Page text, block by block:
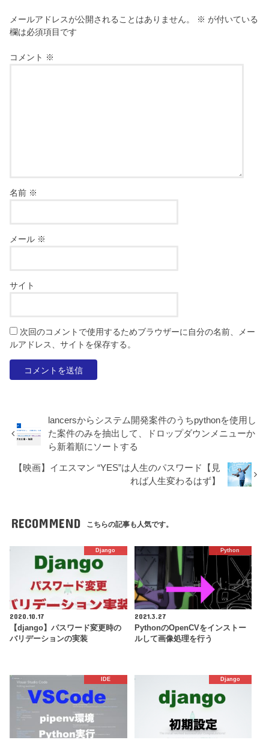
メールアドレスが公開されることはありません。 ※ が付いている
欄は必須項目です
コメント ※
名前 ※
メール ※
サイト
次回のコメントで使用するためブラウザーに自分の名前、メー
ルアドレス、サイトを保存する。
lancersからシステム開発案件のうちpythonを使用し
た案件のみを抽出して、ドロップダウンメニューか
ら新着順にソートする
【映画】イエスマン “YES”は人生のパスワード【見
れば人生変わるはず】
RECOMMEND こちらの記事も人気です。
Django
2020.10.17
【django】パスワード変更時の
バリデーションの実装
Python
2021.3.27
PythonのOpenCVをインストー
ルして画像処理を行う
IDE Django